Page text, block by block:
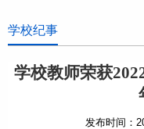
学校纪事
学校教师荣获
发布时间：